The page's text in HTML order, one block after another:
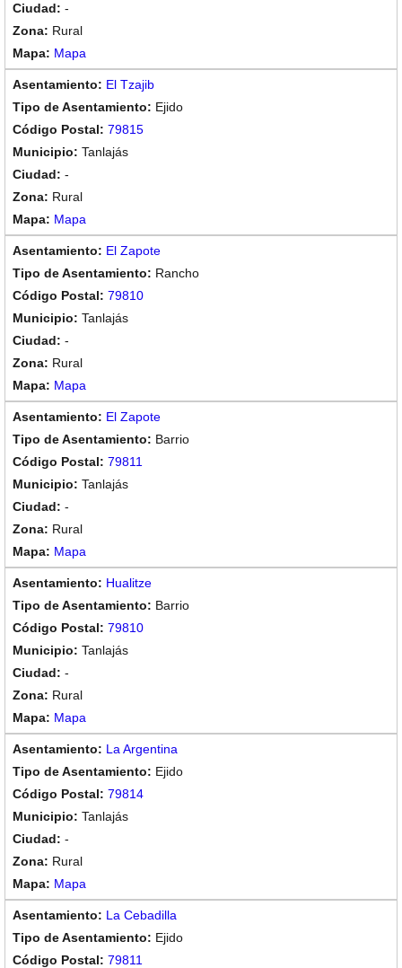
-
Rural
Mapa
El Tzajib
Ejido
79815
Tanlajás
-
Rural
Mapa
El Zapote
Rancho
79810
Tanlajás
-
Rural
Mapa
El Zapote
Barrio
79811
Tanlajás
-
Rural
Mapa
Hualitze
Barrio
79810
Tanlajás
-
Rural
Mapa
La Argentina
Ejido
79814
Tanlajás
-
Rural
Mapa
La Cebadilla
Ejido
79811